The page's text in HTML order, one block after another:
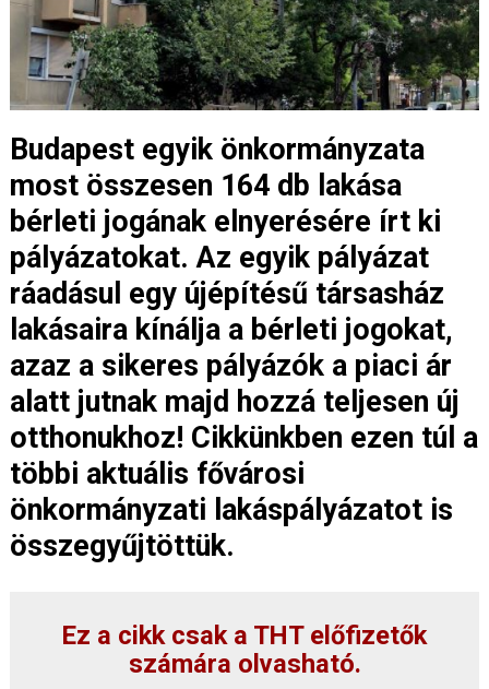
Budapest egyik önkormányzata
most összesen 164 db lakása
bérleti jogának elnyerésére írt ki
pályázatokat. Az egyik pályázat
ráadásul egy újépítésű társasház
lakásaira kínálja a bérleti jogokat,
azaz a sikeres pályázók a piaci ár
alatt jutnak majd hozzá teljesen új
otthonukhoz! Cikkünkben ezen túl a
többi aktuális fővárosi
önkormányzati lakáspályázatot is
összegyűjtöttük.
Ez a cikk csak a THT előfizetők
számára olvasható.